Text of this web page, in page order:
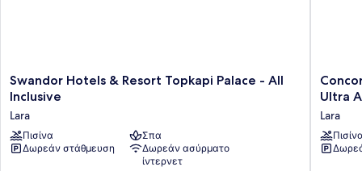
Swandor
Hotels
Resort
Topkapi
Palace
Swandor Hotels & Resort Topkapi Palace - All
Inclusive
Lara
Πισίνα
Σπα
Δωρεάν στάθμευση
Δωρεάν ασύρματο
ίντερνετ
De
Resort
Lara
Antalya
Ultra
Lara